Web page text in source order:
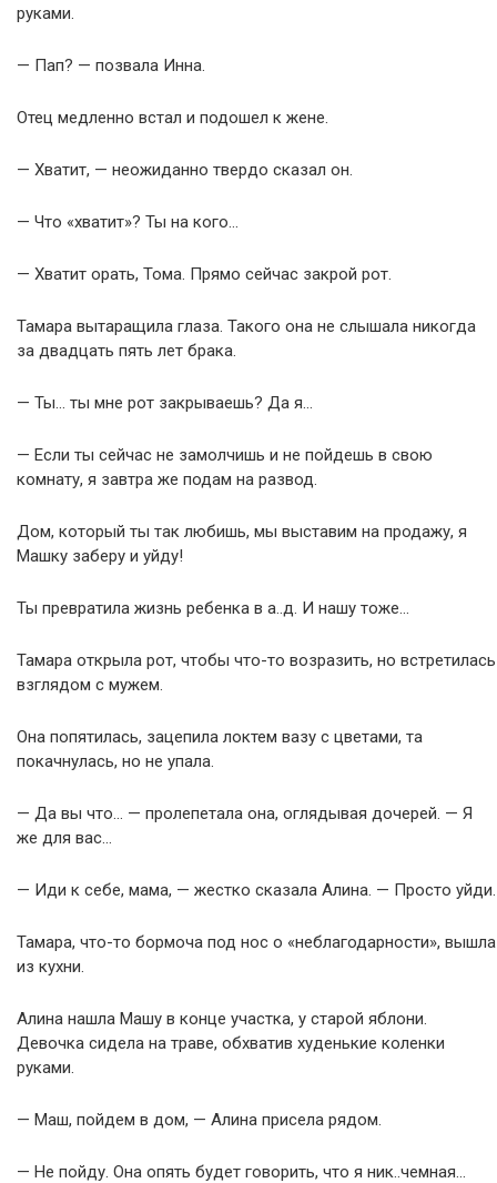
руками.
— Пап? — позвала Инна.
Отец медленно встал и подошел к жене.
— Хватит, — неожиданно твердо сказал он.
— Что «хватит»? Ты на кого…
— Хватит орать, Тома. Прямо сейчас закрой рот.
Тамара вытаращила глаза. Такого она не слышала никогда
за двадцать пять лет брака.
— Ты… ты мне рот закрываешь? Да я…
— Если ты сейчас не замолчишь и не пойдешь в свою
комнату, я завтра же подам на развод.
Дом, который ты так любишь, мы выставим на продажу, я
Машку заберу и уйду!
Ты превратила жизнь ребенка в а..д. И нашу тоже…
Тамара открыла рот, чтобы что-то возразить, но встретилась
взглядом с мужем.
Она попятилась, зацепила локтем вазу с цветами, та
покачнулась, но не упала.
— Да вы что… — пролепетала она, оглядывая дочерей. — Я
же для вас…
— Иди к себе, мама, — жестко сказала Алина. — Просто уйди.
Тамара, что-то бормоча под нос о «неблагодарности», вышла
из кухни.
Алина нашла Машу в конце участка, у старой яблони.
Девочка сидела на траве, обхватив худенькие коленки
руками.
— Маш, пойдем в дом, — Алина присела рядом.
— Не пойду. Она опять будет говорить, что я ник..чемная…